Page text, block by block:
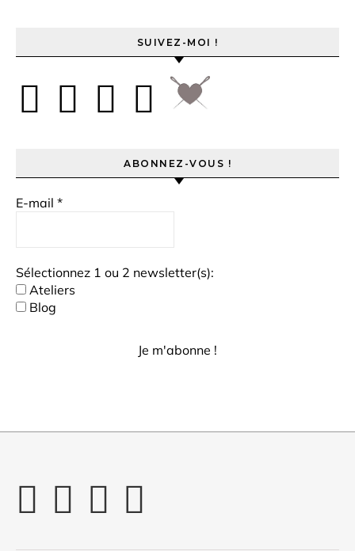
SUIVEZ-MOI !
ABONNEZ-VOUS !
E-mail *
Sélectionnez 1 ou 2 newsletter(s):
Ateliers
Blog